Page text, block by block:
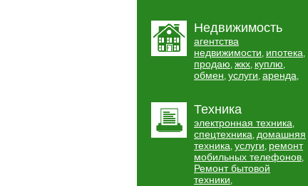
Недвижимость
агентства
недвижимости, ипотека,
продаю, жкх, куплю,
обмен, услуги, аренда,
Техника
электронная техника,
спецтехника, домашняя
техника, услуги, ремонт
мобильных телефонов,
Ремонт бытовой
техники,